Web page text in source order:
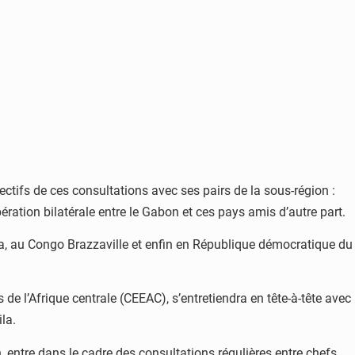
de ces consultations avec ses pairs de la sous-région :
bilatérale entre le Gabon et ces pays amis d’autre part.
au Congo Brazzaville et enfin en République démocratique du
l’Afrique centrale (CEEAC), s’entretiendra en tête-à-tête avec